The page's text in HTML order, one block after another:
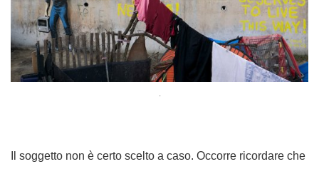
.
Il soggetto non è certo scelto a caso. Occorre ricordare che